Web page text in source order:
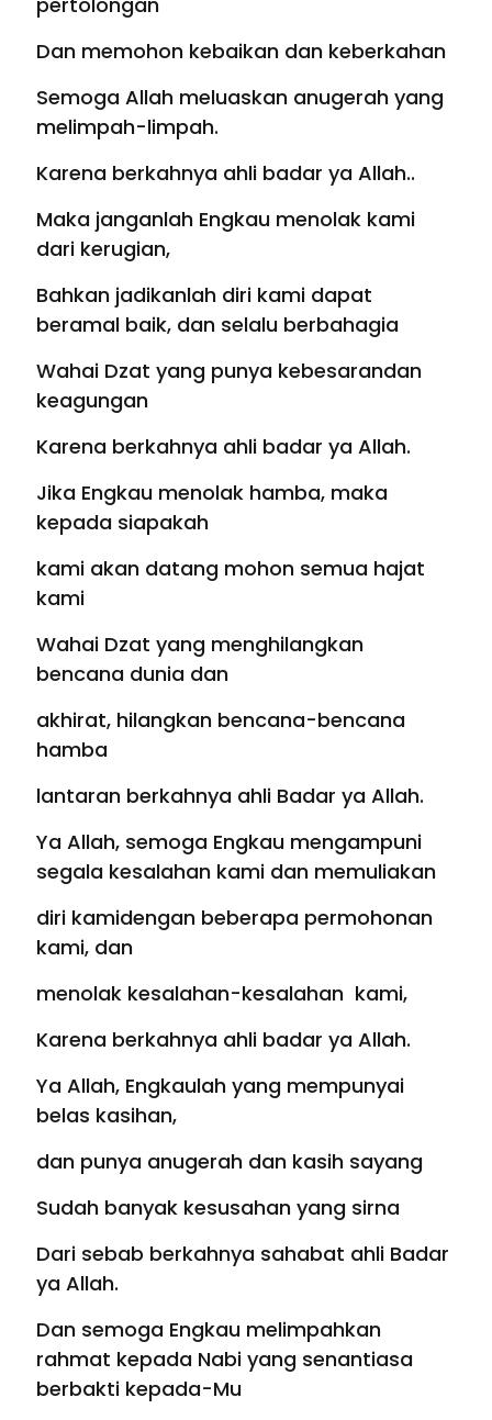
Dan memohon kebaikan dan keberkahan
Semoga Allah meluaskan anugerah yang
melimpah-limpah.
Karena berkahnya ahli badar ya Allah..
Maka janganlah Engkau menolak kami
dari kerugian,
Bahkan jadikanlah diri kami dapat
beramal baik, dan selalu berbahagia
Wahai Dzat yang punya kebesarandan
keagungan
Karena berkahnya ahli badar ya Allah.
Jika Engkau menolak hamba, maka
kepada siapakah
kami akan datang mohon semua hajat
kami
Wahai Dzat yang menghilangkan
bencana dunia dan
akhirat, hilangkan bencana-bencana
hamba
lantaran berkahnya ahli Badar ya Allah.
Ya Allah, semoga Engkau mengampuni
segala kesalahan kami dan memuliakan
diri kamidengan beberapa permohonan
kami, dan
menolak kesalahan-kesalahan kami,
Karena berkahnya ahli badar ya Allah.
Ya Allah, Engkaulah yang mempunyai
belas kasihan,
dan punya anugerah dan kasih sayang
Sudah banyak kesusahan yang sirna
Dari sebab berkahnya sahabat ahli Badar
ya Allah.
Dan semoga Engkau melimpahkan
rahmat kepada Nabi yang senantiasa
berbakti kepada-Mu